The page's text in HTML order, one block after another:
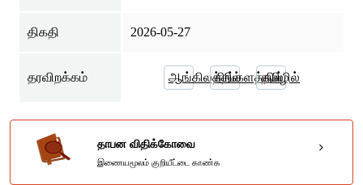
திகதி 2026-05-27
தரவிறக்கம் ஆங்கிலத்தில்சிங்களத்தில்
தமிழில்
தாபன விதிக்கோவை
இணையமூலம் குறியீட்டை காண்க